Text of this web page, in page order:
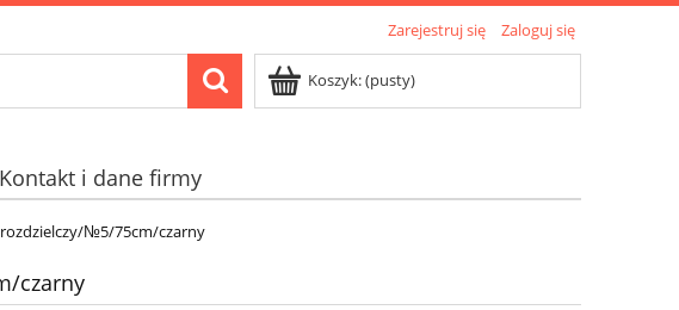
Zarejestruj się Zaloguj się
Koszyk:(pusty)
Kontakt i dane firmy
№5/75cm/czarny
czarny